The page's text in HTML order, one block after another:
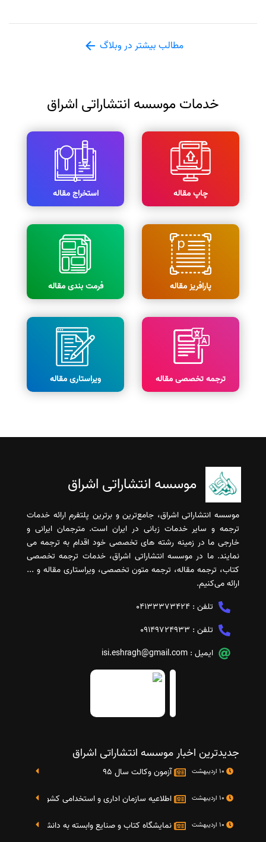
مطالب بیشتر در وبلاگ
خدمات موسسه انتشاراتی اشراق
چاپ مقاله استخراج مقاله
پارافریز مقاله فرمت بندی مقاله
ترجمه تخصصی مقاله ویراستاری مقاله
موسسه انتشاراتی اشراق
موسسه انتشاراتی اشراق، جامع‌ترین و برترین پلتفرم ارائه خدمات
ترجمه و سایر خدمات زبانی در ایران است. مترجمان ایرانی و
خارجی ما در زمینه رشته های تخصصی خود اقدام به ترجمه می
نمایند. ما در موسسه انتشاراتی اشراق، خدمات ترجمه تخصصی
کتاب، ترجمه مقاله، ترجمه متون تخصصی، ویراستاری مقاله و ...
ارائه می‌کنیم.
تلفن : 04133373424
تلفن : 09149724933
ایمیل : isi.eshragh@gmail.com
جدیدترین اخبار موسسه انتشاراتی اشراق
آزمون وکالت سال 95
اطلاعیه سازمان اداری و استخدامی کشور در خصوص
نمایشگاه کتاب و صنایع وابسته به دانشگاه صنعتی شریف 4 الی 8 مهر